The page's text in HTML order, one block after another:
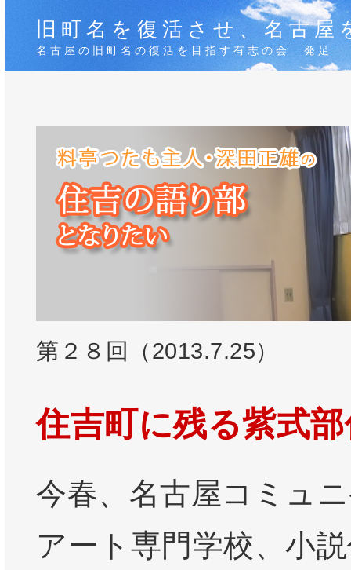
旧町名を復活させ、名古
名古屋の旧町名の復活を目指す有志の会 発足
第２８回（2013.7.25）
住吉町に残る紫式
今春、名古屋コミュ
アート専門学校、小